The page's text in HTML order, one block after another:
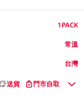
1PACK
常溫
台灣
送貨 門市自取